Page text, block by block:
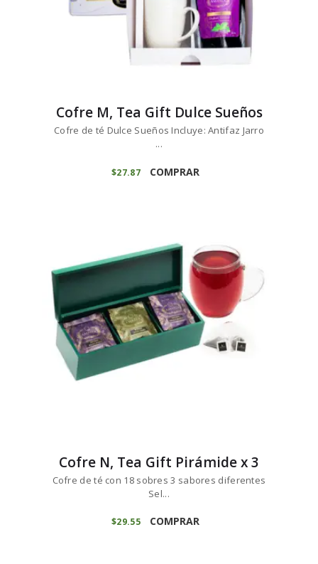
Cofre M, Tea Gift Dulce Sueños
Cofre de té Dulce Sueños Incluye: Antifaz Jarro
...
$27 87 COMPRAR
Cofre N, Tea Gift Pirámide x 3
Cofre de té con 18 sobres 3 sabores diferentes
Sel...
$29 55 COMPRAR